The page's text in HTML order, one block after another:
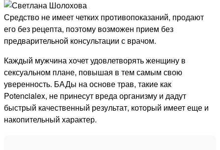
Средство не имеет четких противопоказаний, продают
его без рецепта, поэтому возможен прием без
предварительной консультации с врачом.
Каждый мужчина хочет удовлетворять женщину в
сексуальном плане, повышая в тем самым свою
уверенность. БАДы на основе трав, такие как
Potencialex, не принесут вреда организму и дадут
быстрый качественный результат, который имеет еще и
накопительный характер.